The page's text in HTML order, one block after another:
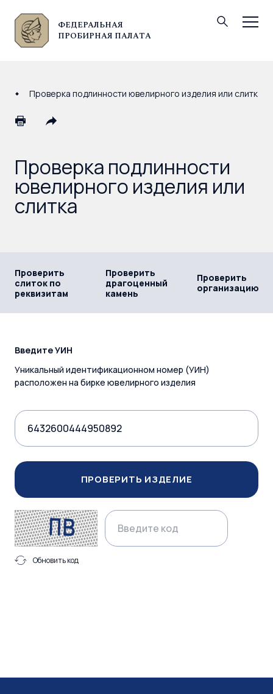
ФЕДЕРАЛЬНАЯ
ПРОБИРНАЯ ПАЛАТА
© Федеральная пробирная палата, 2026
Проверка подлинности ювелирного изделия или слитка
Проверка подлинности
ювелирного изделия или
слитка
Проверить
слиток по
реквизитам
Проверить
драгоценный
камень
Проверить
организацию
Введите УИН
Уникальный идентификационном номер (УИН)
расположен на бирке ювелирного изделия
ПРОВЕРИТЬ ИЗДЕЛИЕ
Обновить код